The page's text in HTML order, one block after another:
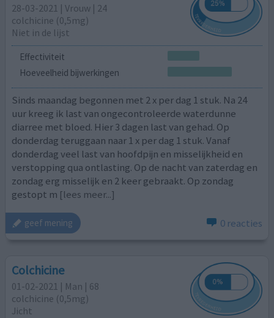
28-03-2021 | Vrouw | 24
colchicine (0,5mg)
Niet in de lijst
Effectiviteit
Hoeveelheid bijwerkingen
Sinds maandag begonnen met 2 x per dag 1 stuk. Na 24
uur kreeg ik last van ongecontroleerde waterdunne
diarree met bloed. Hier 3 dagen last van gehad. Op
donderdag teruggaan naar 1 x per dag 1 stuk. Vanaf
donderdag veel last van hoofdpijn en misselijkheid en
verstopping qua ontlasting. Op de nacht van zaterdag en
zondag erg misselijk en 2 keer gebraakt. Op zondag
gestopt m [lees meer...]
geef mening 0 reacties
Colchicine
01-02-2021 | Man | 68
colchicine (0,5mg)
Jicht